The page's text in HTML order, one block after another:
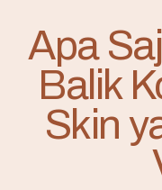
Apa
Balik
Skin